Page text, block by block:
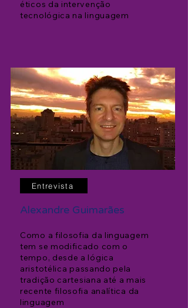
éticos da intervenção
tecnológica na linguagem
Entrevista
Alexandre Guimarães
Como a filosofia da linguagem
tem se modificado com o
tempo, desde a lógica
aristotélica passando pela
tradição cartesiana até a mais
recente filosofia analítica da
linguagem